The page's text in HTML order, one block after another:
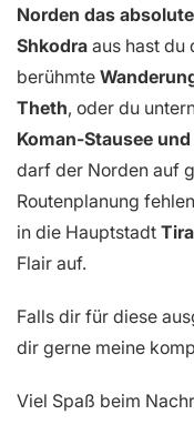
Norden das
Shkodra aus hast du
berühmte
Theth, oder du
Koman-Stausee
darf der Norden auf
Routenplanung
in die Hauptstadt
Flair auf.
Falls dir für diese
dir gerne meine
Viel Spaß beim